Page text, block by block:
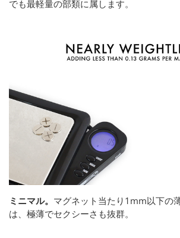
でも最軽量の部類に属します。
ミニマル。 マグネット当たり1mm以下の
は、極薄でセクシーさも抜群。